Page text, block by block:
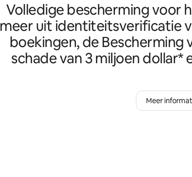
Volledige bescherming voor
meer uit identiteitsverificatie
boekingen, de
schade van 3 miljoen dollar*
Meer